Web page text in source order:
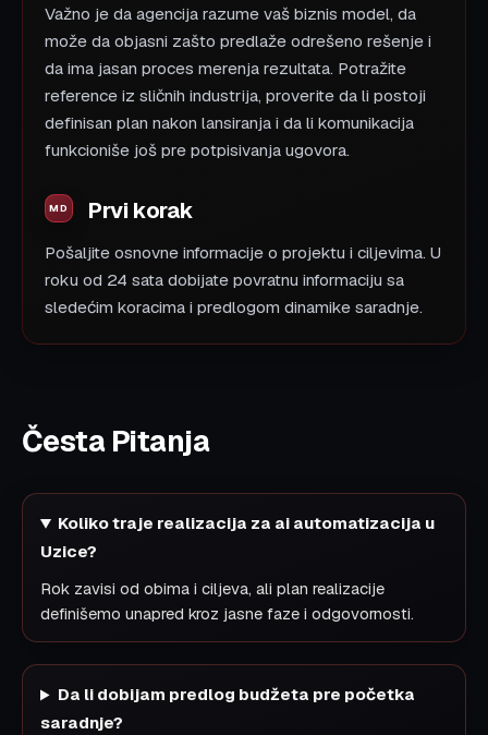
Važno je da agencija razume vaš biznis model, da
može da objasni zašto predlaže odrešeno rešenje i
da ima jasan proces merenja rezultata. Potražite
reference iz sličnih industrija, proverite da li postoji
definisan plan nakon lansiranja i da li komunikacija
funkcioniše još pre potpisivanja ugovora.
Prvi korak
Pošaljite osnovne informacije o projektu i ciljevima. U
roku od 24 sata dobijate povratnu informaciju sa
sledećim koracima i predlogom dinamike saradnje.
Česta Pitanja
Koliko traje realizacija za ai automatizacija u
Uzice?
Rok zavisi od obima i ciljeva, ali plan realizacije
definišemo unapred kroz jasne faze i odgovornosti.
Da li dobijam predlog budžeta pre početka
saradnje?